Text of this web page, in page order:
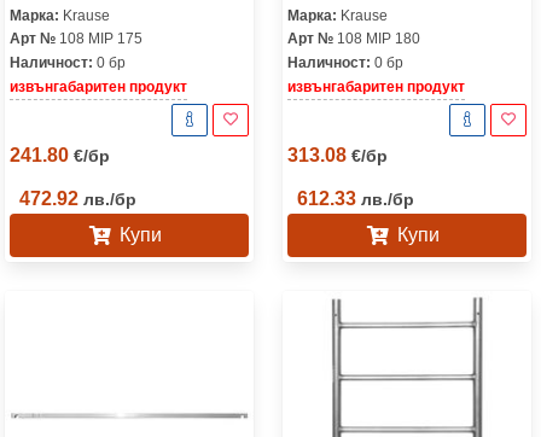
Марка: Krause
Арт № 108 MIP 175
Наличност: 0 бр
извънгабаритен продукт
241.80 €/бр
472.92 лв./бр
Купи
Марка: Krause
Арт № 108 MIP 180
Наличност: 0 бр
извънгабаритен продукт
313.08 €/бр
612.33 лв./бр
Купи